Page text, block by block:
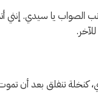
الصواب يا سيدي. إنني
تنفلق بعد أن